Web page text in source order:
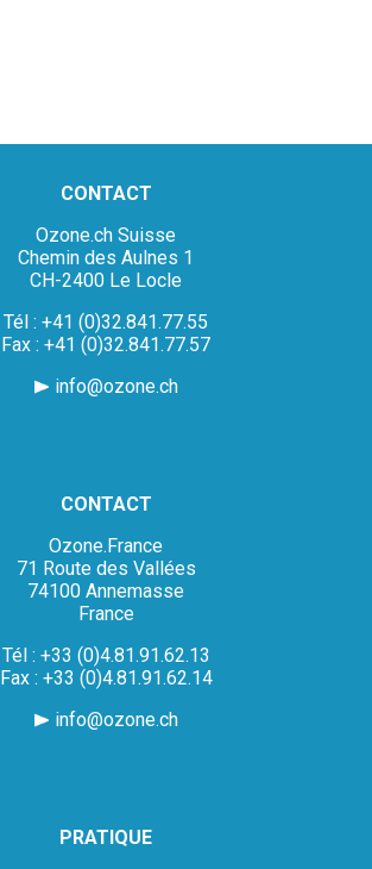
CONTACT
Ozone.ch Suisse
Chemin des Aulnes 1
CH-2400 Le Locle
Tél : +41 (0)32.841.77.55
Fax : +41 (0)32.841.77.57
info@ozone.ch
CONTACT
Ozone.France
71 Route des Vallées
74100 Annemasse
France
Tél : +33 (0)4.81.91.62.13
Fax : +33 (0)4.81.91.62.14
info@ozone.ch
PRATIQUE